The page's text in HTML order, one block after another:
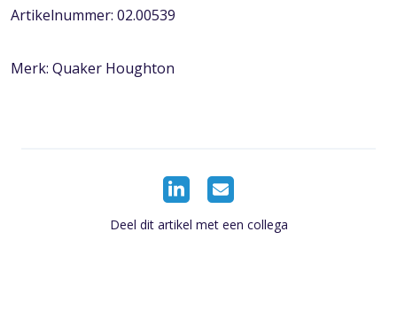
Artikelnummer: 02.00539
Merk: Quaker Houghton
Deel dit artikel met een collega